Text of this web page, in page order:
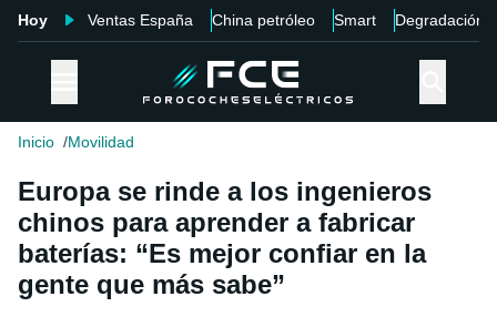
Hoy Ventas España China petróleo Smart Degradación
Inicio Movilidad
Europa se rinde a los ingenieros
chinos para aprender a fabricar
baterías: “Es mejor confiar en la
gente que más sabe”